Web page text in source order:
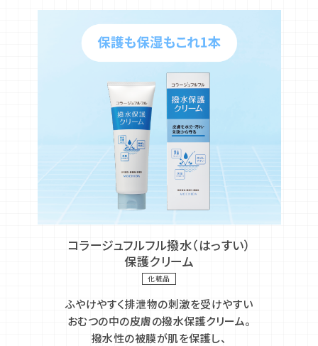
コラージュフルフル撥水（はっすい）
保護クリーム
化粧品
ふやけやすく排泄物の刺激を受けやすい
おむつの中の皮膚の撥水保護クリーム。
撥水性の被膜が肌を保護し、